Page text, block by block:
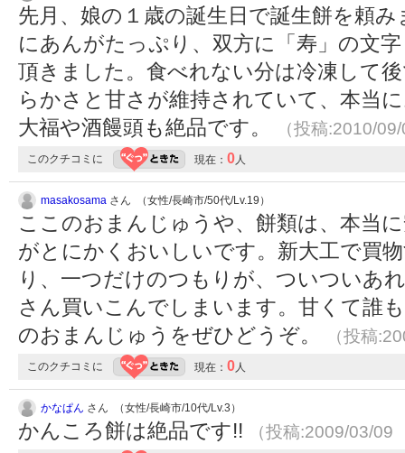
先月、娘の１歳の誕生日で誕生餅を頼
にあんがたっぷり、双方に「寿」の文
頂きました。食べれない分は冷凍して
らかさと甘さが維持されていて、本当
大福や酒饅頭も絶品です。
（投稿:2010/
このクチコミに 現在： 0人
masakosama さん （女性/長崎市/50代/Lv.19）
ここのおまんじゅうや、餅類は、本当
がとにかくおいしいです。新大工で買
り、一つだけのつもりが、ついついあ
さん買いこんでしまいます。甘くて誰
のおまんじゅうをぜひどうぞ。
（投稿
このクチコミに 現在： 0人
かなぱん さん （女性/長崎市/10代/Lv.3）
かんころ餅は絶品です!! （投稿:2009/03/